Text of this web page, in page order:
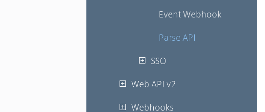
Event Webhook
Parse API
SSO
Web API v2
Webhooks